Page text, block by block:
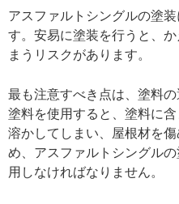
アスファルトシングルの塗
す。安易に塗装を行うと、
まうリスクがあります。
最も注意すべき点は、塗料
塗料を使用すると、塗料に
溶かしてしまい、屋根材を
め、アスファルトシングル
用しなければなりません。